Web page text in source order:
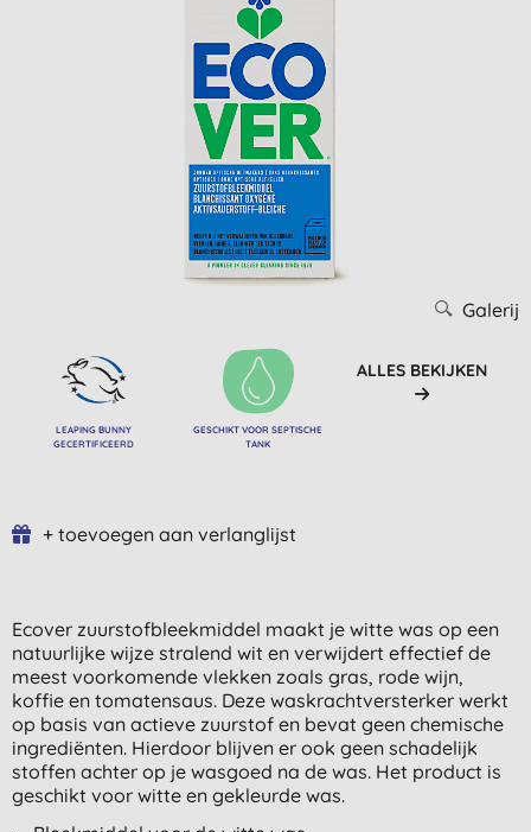
Galerij
LEAPING BUNNY
GECERTIFICEERD
GESCHIKT VOOR SEPTISCHE
TANK
ALLES BEKIJKEN
+ toevoegen aan verlanglijst
Ecover zuurstofbleekmiddel maakt je witte was op een
natuurlijke wijze stralend wit en verwijdert effectief de
meest voorkomende vlekken zoals gras, rode wijn,
koffie en tomatensaus. Deze waskrachtversterker werkt
op basis van actieve zuurstof en bevat geen chemische
ingrediënten. Hierdoor blijven er ook geen schadelijk
stoffen achter op je wasgoed na de was. Het product is
geschikt voor witte en gekleurde was.